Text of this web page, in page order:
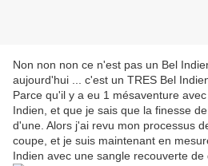
Non non non ce n'est pas un Bel
aujourd'hui ... c'est un TRES Bel
Parce qu'il y a eu 1 mésaventure
Indien, et que je sais que la finesse
d'une. Alors j'ai revu mon processus
coupe, et je suis maintenant en
Indien avec une sangle recouverte de